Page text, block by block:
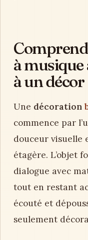
à
à un décor
Une décoration
commence par
douceur visuelle
étagère. L’objet
dialogue avec
tout en restant
écouté et
seulement